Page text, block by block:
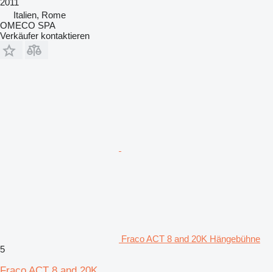
Italien, Rome
OMECO SPA
Verkäufer kontaktieren
Fraco ACT 8 and 20K Hängebühne
5